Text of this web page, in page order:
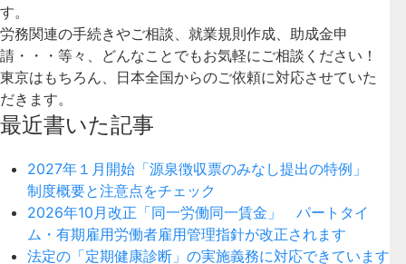
す。
労務関連の手続きやご相談、就業規則作成、助成金申
請・・・等々、どんなことでもお気軽にご相談ください！
東京はもちろん、日本全国からのご依頼に対応させていた
だきます。
最近書いた記事
2027年１月開始「源泉徴収票のみなし提出の特例」
制度概要と注意点をチェック
2026年10月改正「同一労働同一賃金」 パートタイ
ム・有期雇用労働者雇用管理指針が改正されます
法定の「定期健康診断」の実施義務に対応できています